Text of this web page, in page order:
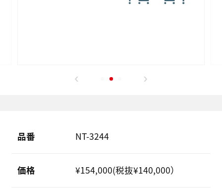
品番 NT-3244
価格 ¥154,000(税抜¥140,000）